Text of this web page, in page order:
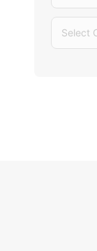
Select